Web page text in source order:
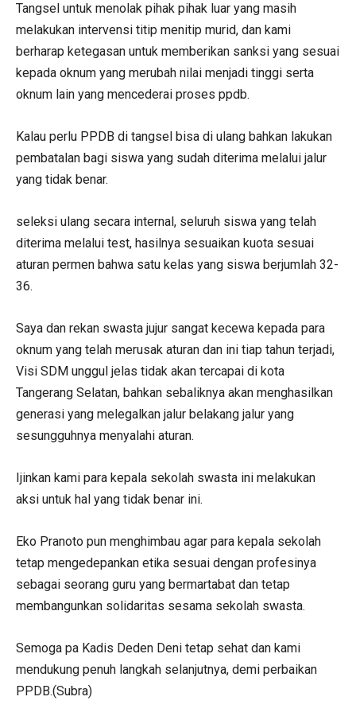
Tangsel untuk menolak pihak pihak luar yang masih
melakukan intervensi titip menitip murid, dan kami
berharap ketegasan untuk memberikan sanksi yang sesuai
kepada oknum yang merubah nilai menjadi tinggi serta
oknum lain yang mencederai proses ppdb.
Kalau perlu PPDB di tangsel bisa di ulang bahkan lakukan
pembatalan bagi siswa yang sudah diterima melalui jalur
yang tidak benar.
seleksi ulang secara internal, seluruh siswa yang telah
diterima melalui test, hasilnya sesuaikan kuota sesuai
aturan permen bahwa satu kelas yang siswa berjumlah 32-
36.
Saya dan rekan swasta jujur sangat kecewa kepada para
oknum yang telah merusak aturan dan ini tiap tahun terjadi,
Visi SDM unggul jelas tidak akan tercapai di kota
Tangerang Selatan, bahkan sebaliknya akan menghasilkan
generasi yang melegalkan jalur belakang jalur yang
sesungguhnya menyalahi aturan.
Ijinkan kami para kepala sekolah swasta ini melakukan
aksi untuk hal yang tidak benar ini.
Eko Pranoto pun menghimbau agar para kepala sekolah
tetap mengedepankan etika sesuai dengan profesinya
sebagai seorang guru yang bermartabat dan tetap
membangunkan solidaritas sesama sekolah swasta.
Semoga pa Kadis Deden Deni tetap sehat dan kami
mendukung penuh langkah selanjutnya, demi perbaikan
PPDB.(Subra)